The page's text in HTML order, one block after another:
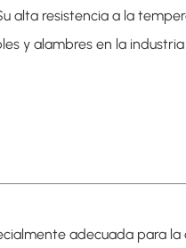
resistencia a la
y alambres en la
adecuada para